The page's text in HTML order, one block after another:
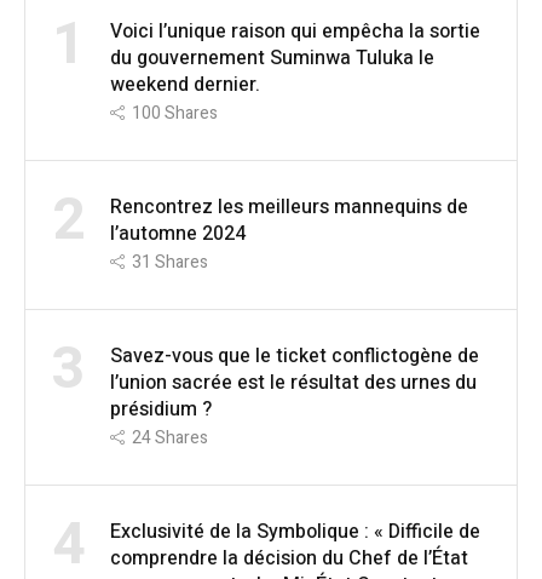
1
Voici l’unique raison qui empêcha la sortie
du gouvernement Suminwa Tuluka le
weekend dernier.
100Shares
2
Rencontrez les meilleurs mannequins de
l’automne 2024
31 Shares
3
Savez-vous que le ticket conflictogène de
l’union sacrée est le résultat des urnes du
présidium ?
24Shares
4
Exclusivité de la Symbolique : « Difficile de
comprendre la décision du Chef de l’État